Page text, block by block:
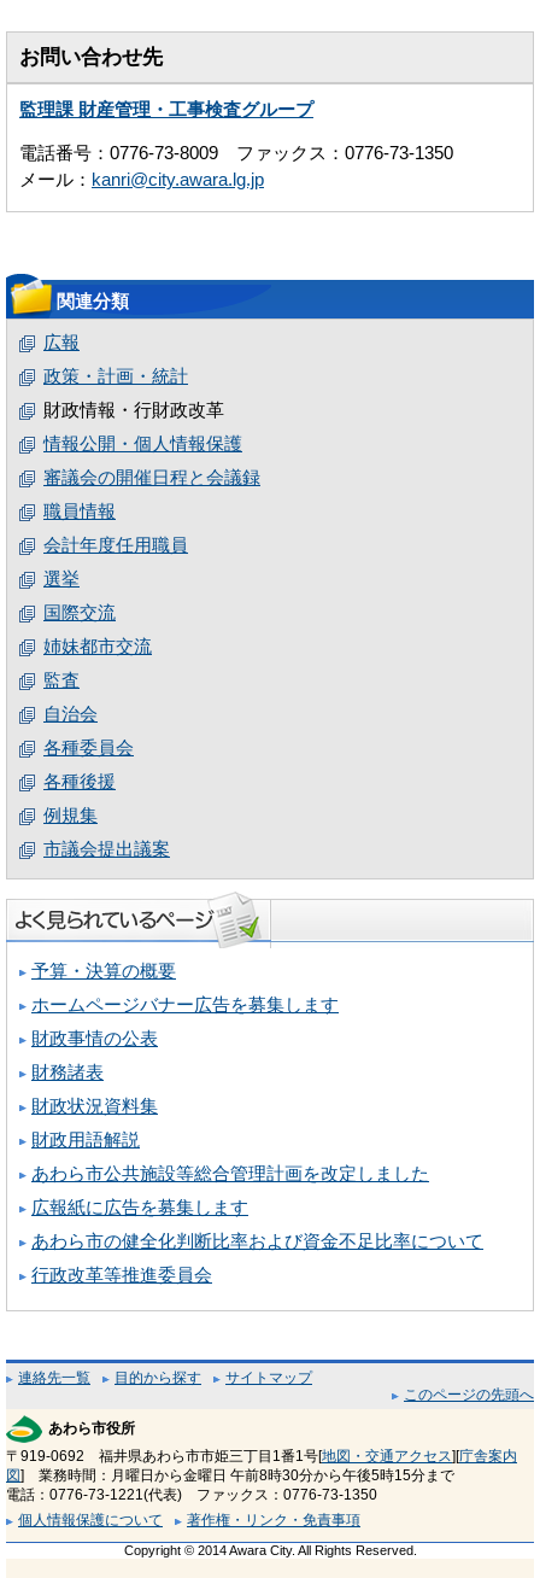
お問い合わせ先
監理課 財産管理・工事検査グループ
電話番号：0776-73-8009 ファックス：0776-73-1350
メール： kanri@city.awara.lg.jp
関連分類
広報
政策・計画・統計
財政情報・行財政改革
情報公開・個人情報保護
審議会の開催日程と会議録
職員情報
会計年度任用職員
選挙
国際交流
姉妹都市交流
監査
自治会
各種委員会
各種後援
例規集
市議会提出議案
予算・決算の概要
ホームページバナー広告を募集します
財政事情の公表
財務諸表
財政状況資料集
財政用語解説
あわら市公共施設等総合管理計画を改定しました
広報紙に広告を募集します
あわら市の健全化判断比率および資金不足比率について
行政改革等推進委員会
連絡先一覧 目的から探す
サイトマップ
このページの先頭へ
あわら市役所
〒919-0692 福井県あわら市市姫三丁目1番1号[地図・交通アクセス][庁舎案内
図] 業務時間：月曜日から金曜日 午前8時30分から午後5時15分まで
電話：0776-73-1221(代表) ファックス：0776-73-1350
個人情報保護について
著作権・リンク・免責事項
Copyright © 2014 Awara City. All Rights Reserved.